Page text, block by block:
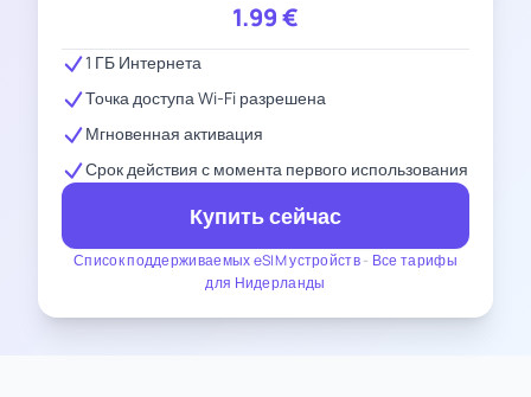
1.99€
Список поддерживаемых eSIM устройств- Все тарифы
для Нидерланды
1 ГБ Интернета
Точка доступа Wi-Fi разрешена
Мгновенная активация
Срок действия с момента первого использования
Купить сейчас